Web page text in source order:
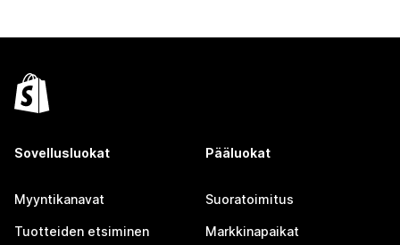
Sovellusluokat
Myyntikanavat
Tuotteiden etsiminen
Pääluokat
Suoratoimitus
Markkinapaikat